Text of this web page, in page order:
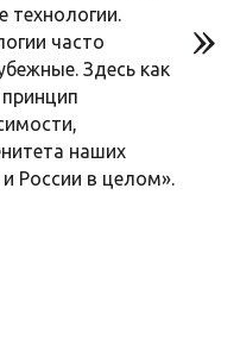
технологии.
часто
Здесь как
наших
России в целом».